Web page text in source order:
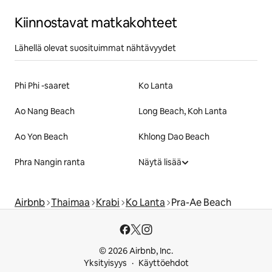
Kiinnostavat matkakohteet
Lähellä olevat suosituimmat nähtävyydet
Phi Phi -saaret Ko Lanta
Ao Nang Beach Long Beach, Koh Lanta
Ao Yon Beach Khlong Dao Beach
Phra Nangin ranta Näytä lisää
Airbnb Thaimaa Krabi Ko Lanta Pra-Ae Beach
© 2026 Airbnb, Inc.
Yksityisyys
Käyttöehdot